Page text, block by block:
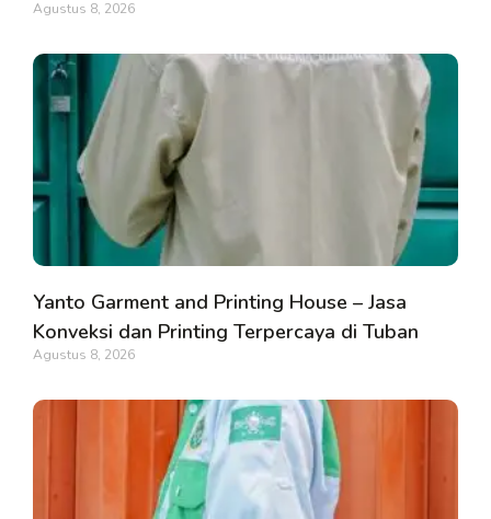
Agustus 8, 2026
Yanto Garment and Printing House – Jasa
Konveksi dan Printing Terpercaya di Tuban
Agustus 8, 2026